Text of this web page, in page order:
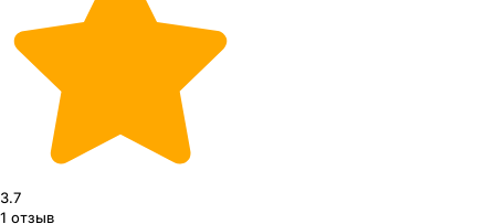
3.7
1 отзыв